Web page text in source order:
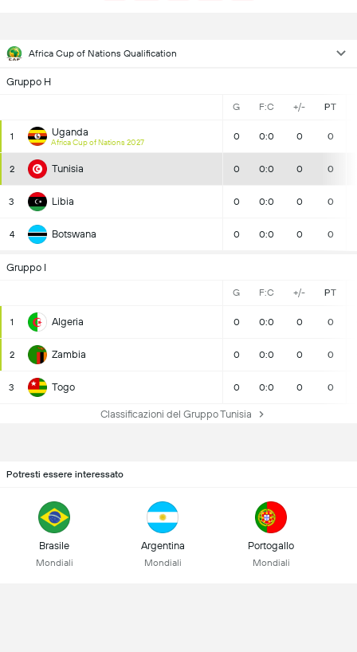
Africa Cup of Nations Qualification
Gruppo H
G F:C +/- PT
1 Uganda
Africa Cup of Nations 2027
0 0:0 0 0
2 Tunisia 0 0:0 0 0
3 Libia 0 0:0 0 0
4 Botswana 0 0:0 0 0
Gruppo I
G F:C +/- PT
1 Algeria 0 0:0 0 0
2 Zambia 0 0:0 0 0
3 Togo 0 0:0 0 0
Classificazioni del Gruppo Tunisia
Potresti essere interessato
Brasile
Mondiali
Argentina
Mondiali
Portogallo
Mondiali